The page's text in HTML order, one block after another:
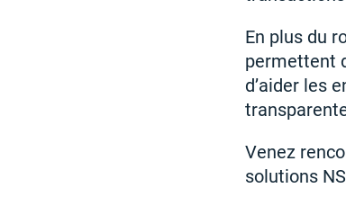
En plus du
permettent
d’aider les
Venez
solutions